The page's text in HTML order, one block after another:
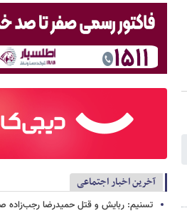
آخرین اخبار اجتماعی
تسنیم: ربایش و قتل حمیدرضا رجب‌زاده